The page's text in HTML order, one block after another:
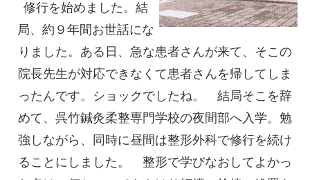
修行を始めました。結
局、約９年間お世話にな
りました。ある日、急な患者さんが来て、そこの
院長先生が対応できなくて患者さんを帰してしま
ったんです。ショックでしたね。 結局そこを辞
めて、呉竹鍼灸柔整専門学校の夜間部へ入学。勉
強しながら、同時に昼間は整形外科で修行を続け
ることにしました。 整形で学びなおしてよかっ